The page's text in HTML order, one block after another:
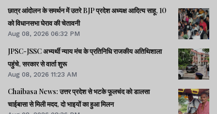
छात्र आंदोलन के समर्थन में उतरे BJP प्रदेश अध्यक्ष आदित्य साहू, 10
को विधानसभा घेराव की चेतावनी
Aug 08, 2026 06:32 PM
JPSC-JSSC अभ्यर्थी न्याय मंच के प्रतिनिधि राजकीय अतिथिशाला
पहुंचे, सरकार से वार्ता शुरू
Aug 08, 2026 11:23 AM
Chaibasa News: उत्तर प्रदेश से भटके फूलचंद को डालसा
चाईबासा से मिली मदद, दो भाइयों का हुआ मिलन